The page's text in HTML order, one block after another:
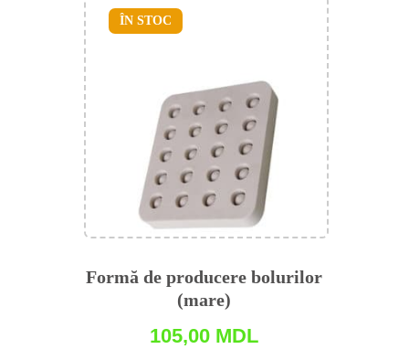
Formă de producere bolurilor
(mare)
105,00 MDL
ÎN STOC